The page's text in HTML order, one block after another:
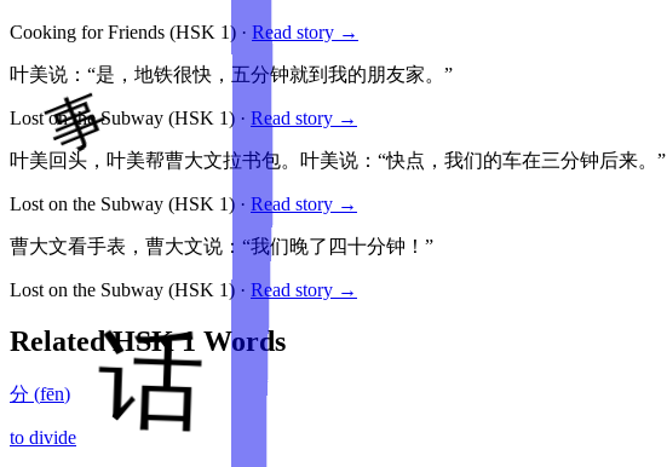
Cooking for Friends (HSK 1) · Read story →
叶美说：“是，地铁很快，五分钟就到我的朋友家。”
Lost on the Subway (HSK 1) · Read story →
叶美回头，叶美帮曹大文拉书包。叶美说：“快点，我们的车在三分钟后来。”
Lost on the Subway (HSK 1) · Read story →
曹大文看手表，曹大文说：“我们晚了四十分钟！”
Lost on the Subway (HSK 1) · Read story →
Related HSK1 Words
分 (fēn)
to divide